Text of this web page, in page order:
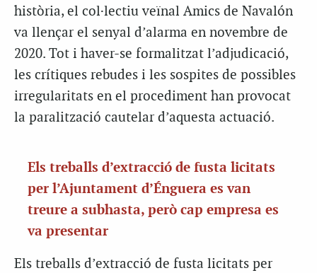
història, el col·lectiu veïnal Amics de Navalón
va llençar el senyal d’alarma en novembre de
2020. Tot i haver-se formalitzat l’adjudicació,
les crítiques rebudes i les sospites de possibles
irregularitats en el procediment han provocat
la paralització cautelar d’aquesta actuació.
Els treballs d’extracció de fusta licitats
per l’Ajuntament d’Énguera es van
treure a subhasta, però cap empresa es
va presentar
Els treballs d’extracció de fusta licitats per